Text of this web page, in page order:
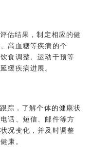
估结果，制定相应的健
高血糖等疾病的个
食调整、运动干预等
缓疾病进展。
踪，了解个体的健康状
话、短信、邮件等方
况变化，并及时调整
康。